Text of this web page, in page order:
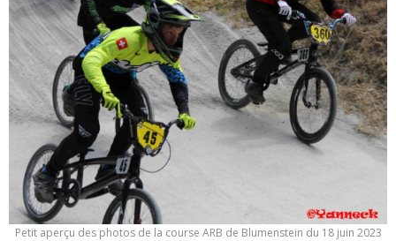
Petit aperçu des photos de la course ARB de Blumenstein du 18 juin 2023